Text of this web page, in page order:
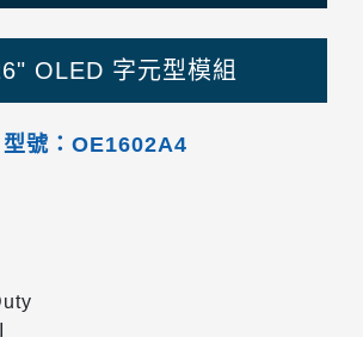
OLED 字元型模組
型號：OE1602A4